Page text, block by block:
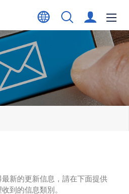
新的更新信息，請在下面提供
到的信息類別。